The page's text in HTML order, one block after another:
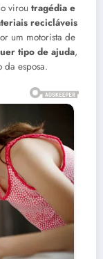
virou tragédia e
recicláveis
um motorista de
tipo de ajuda,
esposa.